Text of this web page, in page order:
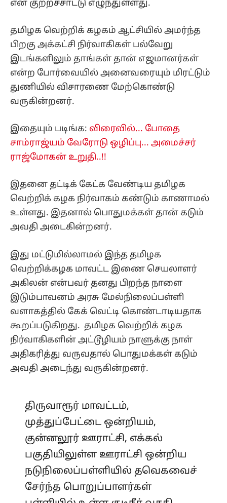
என குற்றச்சாட்டு எழுந்துள்ளது.
தமிழக வெற்றிக் கழகம் ஆட்சியில் அமர்ந்த
பிறகு அக்கட்சி நிர்வாகிகள் பல்வேறு
இடங்களிலும் தாங்கள் தான் எஜமானர்கள்
என்ற போர்வையில் அனைவரையும் மிரட்டும்
துணியில் விசாரணை மேற்கொண்டு
வருகின்றனர்.
இதையும் படிங்க: விரைவில்... போதை
சாம்ராஜ்யம் வேரோடு ஒழிப்பு... அமைச்சர்
ராஜ்மோகன் உறுதி..!!
இதனை தட்டிக் கேட்க வேண்டிய தமிழக
வெற்றிக் கழக நிர்வாகம் கண்டும் காணாமல்
உள்ளது. இதனால் பொதுமக்கள் தான் கடும்
அவதி அடைகின்றனர்.
இது மட்டுமில்லாமல் இந்த தமிழக
வெற்றிக்கழக மாவட்ட இணை செயலாளர்
அகிலன் என்பவர் தனது பிறந்த நாளை
இடும்பாவனம் அரசு மேல்நிலைப்பள்ளி
வளாகத்தில் கேக் வெட்டி கொண்டாடியதாக
கூறப்படுகிறது. தமிழக வெற்றிக் கழக
நிர்வாகிகளின் அட்டூழியம் நாளுக்கு நாள்
அதிகரித்து வருவதால் பொதுமக்கள் கடும்
அவதி அடைந்து வருகின்றனர்.
திருவாரூர் மாவட்டம்,
முத்துப்பேட்டை ஒன்றியம்,
குன்னலூர் ஊராட்சி, எக்கல்
பகுதியிலுள்ள ஊராட்சி ஒன்றிய
நடுநிலைப்பள்ளியில் தவெகவைச்
சேர்ந்த பொறுப்பாளர்கள்